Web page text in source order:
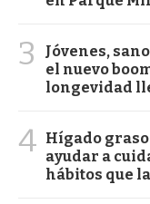
3
Jóvenes,
el nuevo
longevidad
4 Hígado
ayudar a
hábitos que